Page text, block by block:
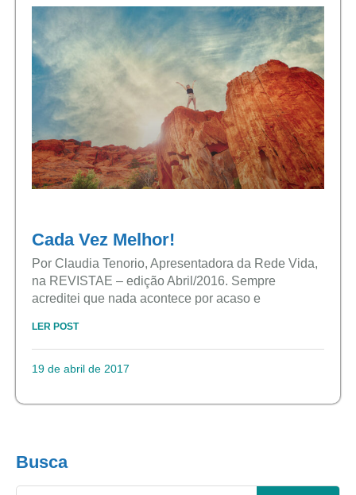
Cada Vez Melhor!
Por Claudia Tenorio, Apresentadora da Rede Vida,
na REVISTAE – edição Abril/2016. Sempre
acreditei que nada acontece por acaso e
LER POST
19 de abril de 2017
Busca